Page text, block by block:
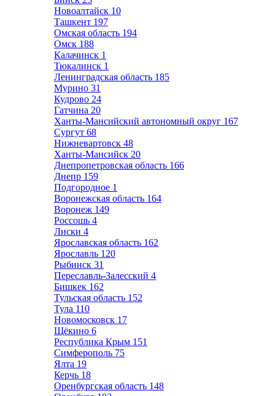
Новоалтайск 10
Ташкент 197
Омская область 194
Омск 188
Калачинск 1
Тюкалинск 1
Ленинградская область 185
Мурино 31
Кудрово 24
Гатчина 20
Ханты-Мансийский автономный округ 167
Сургут 68
Нижневартовск 48
Ханты-Мансийск 20
Днепропетровская область 166
Днепр 159
Подгородное 1
Воронежская область 164
Воронеж 149
Россошь 4
Лиски 4
Ярославская область 162
Ярославль 120
Рыбинск 31
Переславль-Залесский 4
Бишкек 162
Тульская область 152
Тула 110
Новомосковск 17
Щёкино 6
Республика Крым 151
Симферополь 75
Ялта 19
Керчь 18
Оренбургская область 148